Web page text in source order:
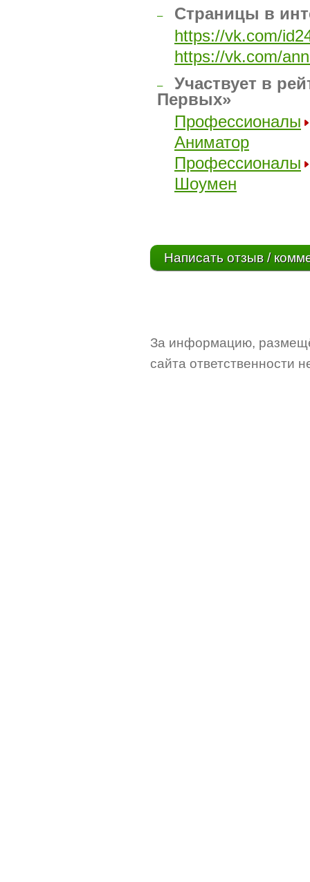
–
Страницы в
https://vk.com/
https://vk.com/
–
Участвует в
Первых»
Профессионалы
Аниматор
Профессионалы
Шоумен
Написать отзыв /
За информацию,
сайта ответственности